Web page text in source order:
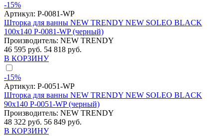
-15%
Артикул: P-0081-WP
Шторка для ванны NEW TRENDY NEW SOLEO BLACK
100x140 P-0081-WP (черный)
Производитель: NEW TRENDY
46 595 руб. 54 818 руб.
В КОРЗИНУ
-15%
Артикул: P-0051-WP
Шторка для ванны NEW TRENDY NEW SOLEO BLACK
90x140 P-0051-WP (черный)
Производитель: NEW TRENDY
48 322 руб. 56 849 руб.
В КОРЗИНУ